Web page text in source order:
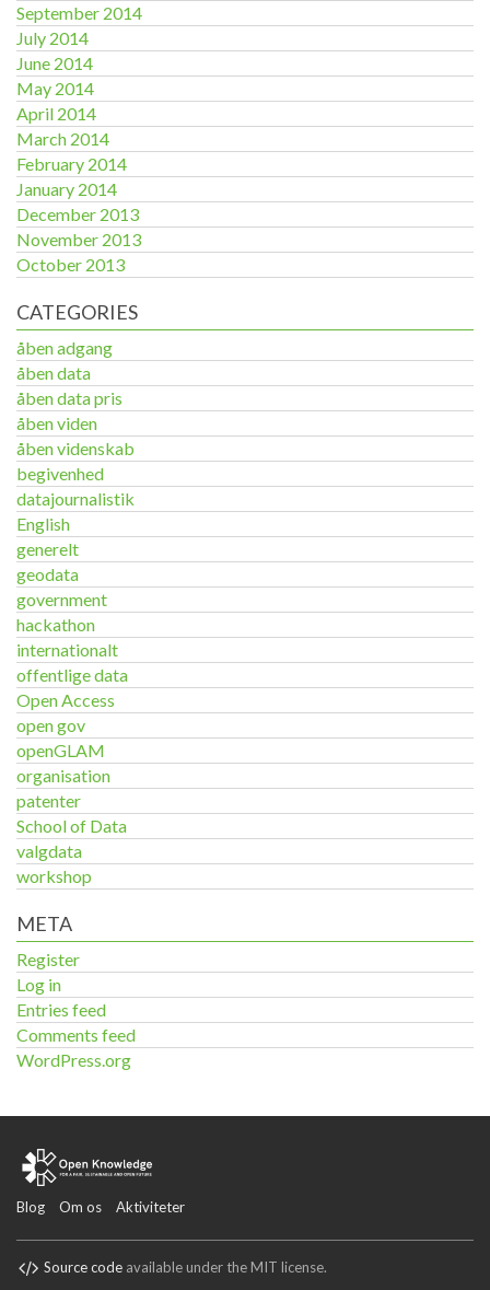
September 2014
July 2014
June 2014
May 2014
April 2014
March 2014
February 2014
January 2014
December 2013
November 2013
October 2013
CATEGORIES
åben adgang
åben data
åben data pris
åben viden
åben videnskab
begivenhed
datajournalistik
English
generelt
geodata
government
hackathon
internationalt
offentlige data
Open Access
open gov
openGLAM
organisation
patenter
School of Data
valgdata
workshop
META
Register
Log in
Entries feed
Comments feed
WordPress.org
Blog Om os Aktiviteter
Source code available under the MIT license.